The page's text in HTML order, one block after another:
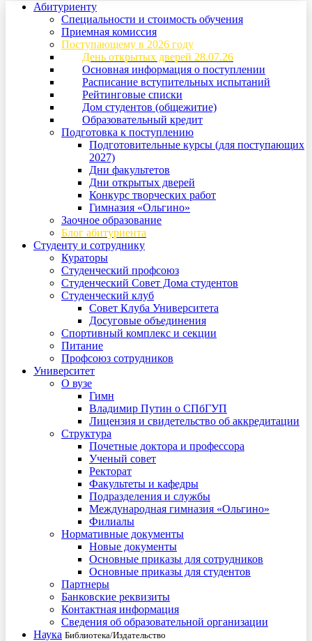
Абитуриенту
Специальности и стоимость обучения
Приемная комиссия
Поступающему в 2026 году
День открытых дверей 28.07.26
Основная информация о поступлении
Расписание вступительных испытаний
Рейтинговые списки
Дом студентов (общежитие)
Образовательный кредит
Подготовка к поступлению
Подготовительные курсы (для поступающих
2027)
Дни факультетов
Дни открытых дверей
Конкурс творческих работ
Гимназия «Ольгино»
Заочное образование
Блог абитуриента
Студенту и сотруднику
Кураторы
Студенческий профсоюз
Студенческий Совет Дома студентов
Студенческий клуб
Совет Клуба Университета
Досуговые объединения
Спортивный комплекс и секции
Питание
Профсоюз сотрудников
Университет
О вузе
Гимн
Владимир Путин о СПбГУП
Лицензия и свидетельство об аккредитации
Структура
Почетные доктора и профессора
Ученый совет
Ректорат
Факультеты и кафедры
Подразделения и службы
Международная гимназия «Ольгино»
Филиалы
Нормативные документы
Новые документы
Основные приказы для сотрудников
Основные приказы для студентов
Партнеры
Банковские реквизиты
Контактная информация
Сведения об образовательной организации
Наука Библиотека/Издательство